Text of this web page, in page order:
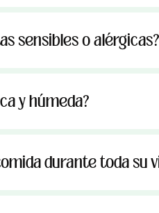
sensibles o alérgicas?
y húmeda?
durante toda su